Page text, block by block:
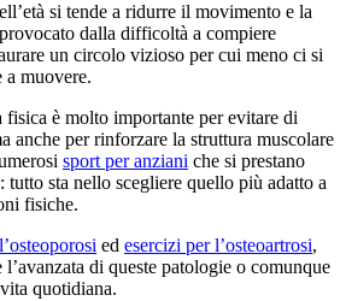
si tende a ridurre il movimento e la
dalla difficoltà a compiere
un circolo vizioso per cui meno ci si
a muovere.
è molto importante per evitare di
anche per rinforzare la struttura muscolare
sport per anziani che si prestano
tutto sta nello scegliere quello più adatto a
fisiche.
ed esercizi per l’osteoartrosi,
l’avanzata di queste patologie o comunque
quotidiana.